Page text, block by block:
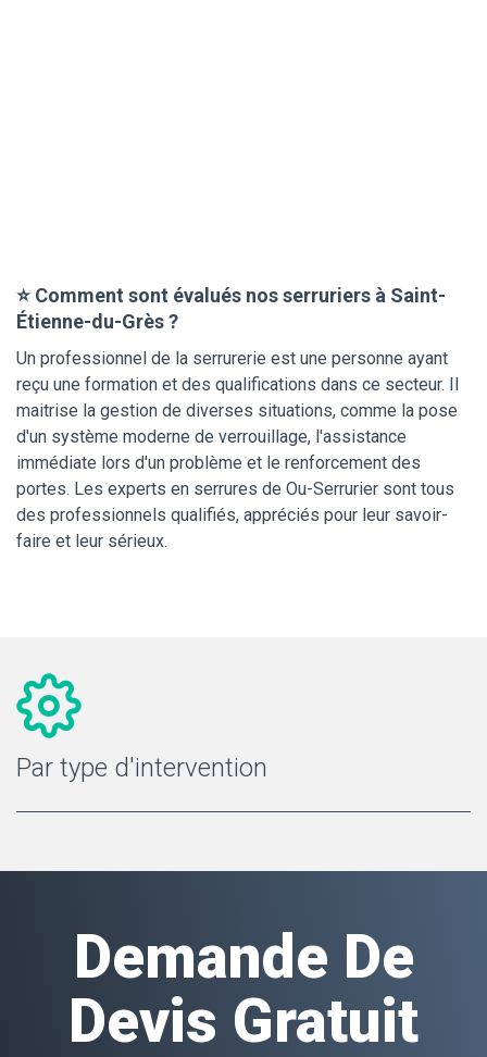
⭐ Comment sont évalués nos serruriers à Saint-
Étienne-du-Grès ?
Un professionnel de la serrurerie est une personne ayant
reçu une formation et des qualifications dans ce secteur. Il
maitrise la gestion de diverses situations, comme la pose
d'un système moderne de verrouillage, l'assistance
immédiate lors d'un problème et le renforcement des
portes. Les experts en serrures de Ou-Serrurier sont tous
des professionnels qualifiés, appréciés pour leur savoir-
faire et leur sérieux.
Par type d'intervention
Demande De
Devis Gratuit